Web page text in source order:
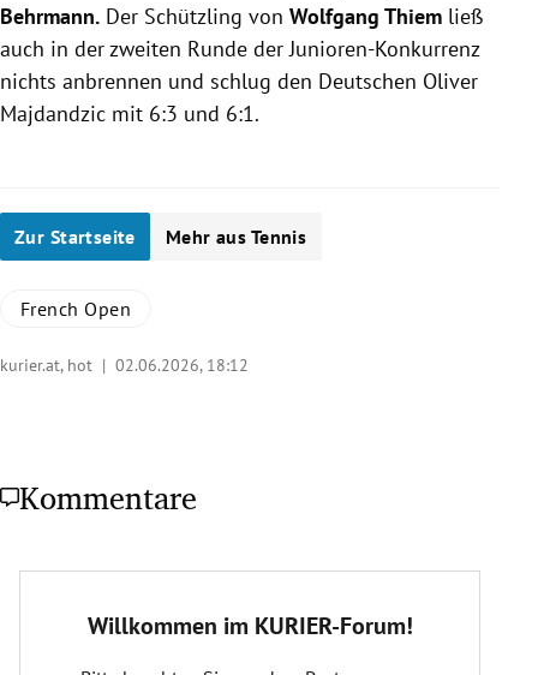
Behrmann. Der Schützling von Wolfgang Thiem ließ
auch in der zweiten Runde der Junioren-Konkurrenz
nichts anbrennen und schlug den Deutschen Oliver
Majdandzic mit 6:3 und 6:1.
Zur Startseite Mehr aus Tennis
French Open
kurier.at, hot | 02.06.2026, 18:12
Kommentare